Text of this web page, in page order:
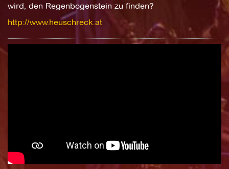
wird, den Regenbogenstein zu finden?
http://www.heuschreck.at